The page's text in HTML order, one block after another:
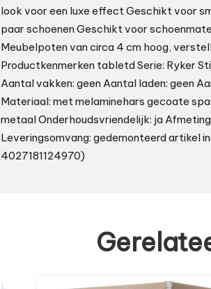
look voor een luxe effect Geschikt voor
paar schoenen Geschikt voor
Meubelpoten van circa 4 cm hoog,
Productkenmerken tabletd Serie: Ryker
Aantal vakken: geen Aantal laden: geen
Materiaal: met melaminehars gecoate
metaal Onderhoudsvriendelijk: ja
Leveringsomvang: gedemonteerd artikel
4027181124970)